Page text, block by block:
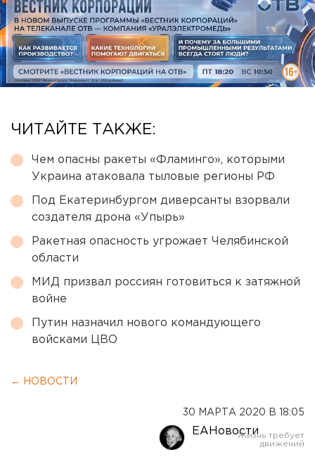
ЧИТАЙТЕ ТАКЖЕ:
Чем опасны ракеты «Фламинго», которыми
Украина атаковала тыловые регионы РФ
Под Екатеринбургом диверсанты взорвали
создателя дрона «Упырь»
Ракетная опасность угрожает Челябинской
области
МИД призвал россиян готовиться к затяжной
войне
Путин назначил нового командующего
войсками ЦВО
← НОВОСТИ
30 МАРТА 2020 В 18:05
ЕАНовости